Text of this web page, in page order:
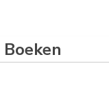
Boeken